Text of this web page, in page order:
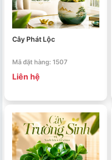
Cây Phát Lộc
Mã đặt hàng: 1507
Liên hệ